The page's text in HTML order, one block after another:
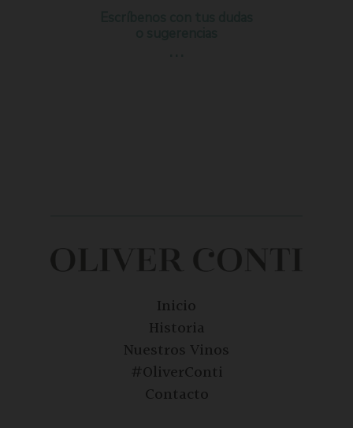
Inicio
Historia
Nuestros Vinos
#OliverConti
Contacto